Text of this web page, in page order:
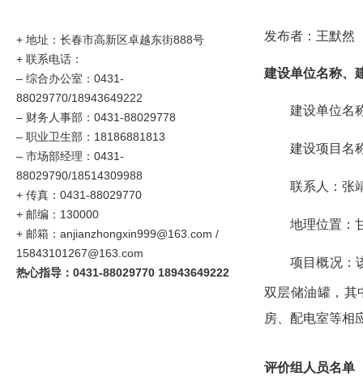
+ 地址：长春市高新区卓越东街888号
+ 联系电话：
– 综合办公室：0431-
88029770/18943649222
– 财务人事部：0431-88029778
– 职业卫生部：18186881813
– 市场部经理：0431-
88029790/18514309988
+ 传真：0431-88029770
+ 邮编：130000
+ 邮箱：anjianzhongxin999@163.com /
15843101267@163.com
热心指导：0431-88029770 18943649222
发布者：王默然
建设单位名称、
建设单位名
建设项目名
联系人：张
地理位置：
项目概况：
双层储油罐，其
房、配电室等相
评价组人员名单